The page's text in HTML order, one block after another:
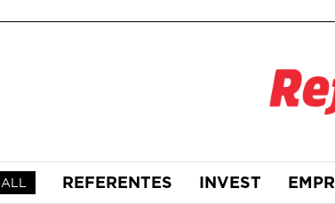
ALL REFERENTES INVEST